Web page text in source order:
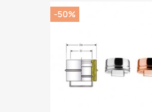
-50%